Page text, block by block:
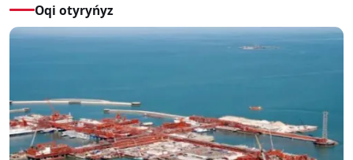
Oqi otyryńyz